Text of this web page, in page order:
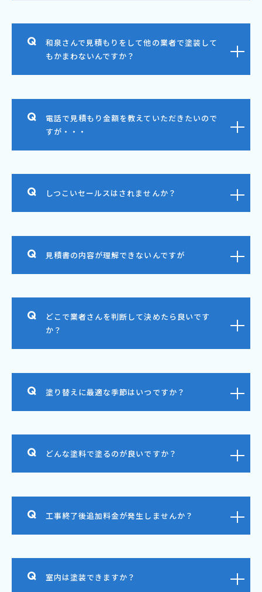
和泉さんで見積もりをして他の業者で塗装して
もかまわないんですか？
電話で見積もり金額を教えていただきたいので
すが・・・
しつこいセールスはされませんか？
見積書の内容が理解できないんですが
どこで業者さんを判断して決めたら良いです
か？
塗り替えに最適な季節はいつですか？
どんな塗料で塗るのが良いですか？
工事終了後追加料金が発生しませんか？
室内は塗装できますか？